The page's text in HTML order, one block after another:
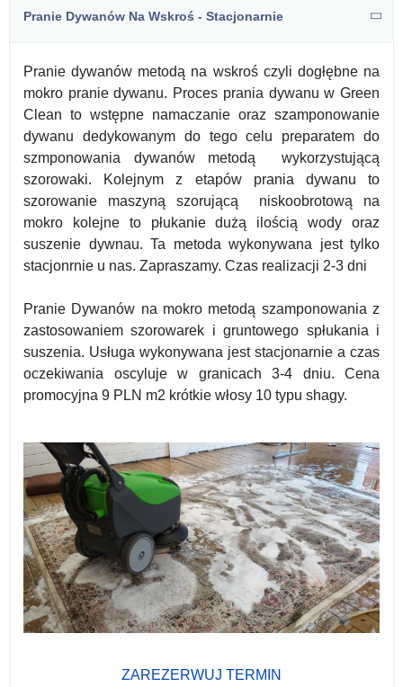
Pranie Dywanów Na Wskroś - Stacjonarnie
Pranie dywanów metodą na wskroś czyli dogłębne na
mokro pranie dywanu. Proces prania dywanu w Green
Clean to wstępne namaczanie oraz szamponowanie
dywanu dedykowanym do tego celu preparatem do
szmponowania dywanów metodą wykorzystującą
szorowaki. Kolejnym z etapów prania dywanu to
szorowanie maszyną szorującą niskoobrotową na
mokro kolejne to płukanie dużą ilością wody oraz
suszenie dywnau. Ta metoda wykonywana jest tylko
stacjonrnie u nas. Zapraszamy. Czas realizacji 2-3 dni
Pranie Dywanów na mokro metodą szamponowania z
zastosowaniem szorowarek i gruntowego spłukania i
suszenia. Usługa wykonywana jest stacjonarnie a czas
oczekiwania oscyluje w granicach 3-4 dniu. Cena
promocyjna 9 PLN m2 krótkie włosy 10 typu shagy.
ZAREZERWUJ TERMIN